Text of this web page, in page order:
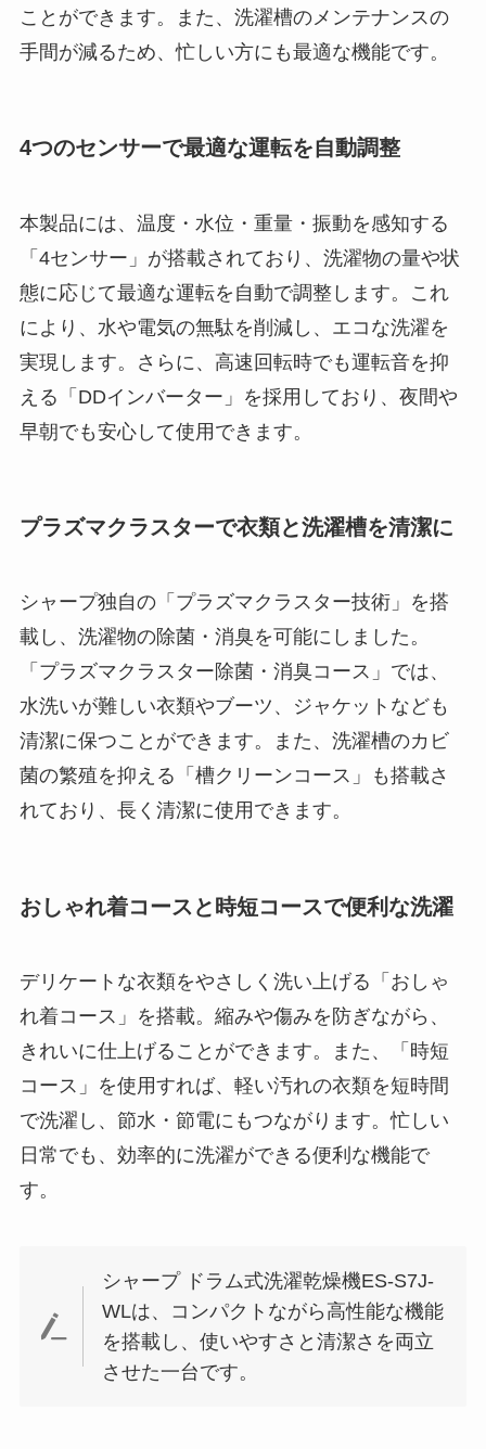
ことができます。また、洗濯槽のメンテナンスの
手間が減るため、忙しい方にも最適な機能です。
4つのセンサーで最適な運転を自動調整
本製品には、温度・水位・重量・振動を感知する
「4センサー」が搭載されており、洗濯物の量や状
態に応じて最適な運転を自動で調整します。これ
により、水や電気の無駄を削減し、エコな洗濯を
実現します。さらに、高速回転時でも運転音を抑
える「DDインバーター」を採用しており、夜間や
早朝でも安心して使用できます。
プラズマクラスターで衣類と洗濯槽を清潔に
シャープ独自の「プラズマクラスター技術」を搭
載し、洗濯物の除菌・消臭を可能にしました。
「プラズマクラスター除菌・消臭コース」では、
水洗いが難しい衣類やブーツ、ジャケットなども
清潔に保つことができます。また、洗濯槽のカビ
菌の繁殖を抑える「槽クリーンコース」も搭載さ
れており、長く清潔に使用できます。
おしゃれ着コースと時短コースで便利な洗濯
デリケートな衣類をやさしく洗い上げる「おしゃ
れ着コース」を搭載。縮みや傷みを防ぎながら、
きれいに仕上げることができます。また、「時短
コース」を使用すれば、軽い汚れの衣類を短時間
で洗濯し、節水・節電にもつながります。忙しい
日常でも、効率的に洗濯ができる便利な機能で
す。
シャープ ドラム式洗濯乾燥機ES-S7J-
WLは、コンパクトながら高性能な機能
を搭載し、使いやすさと清潔さを両立
させた一台です。